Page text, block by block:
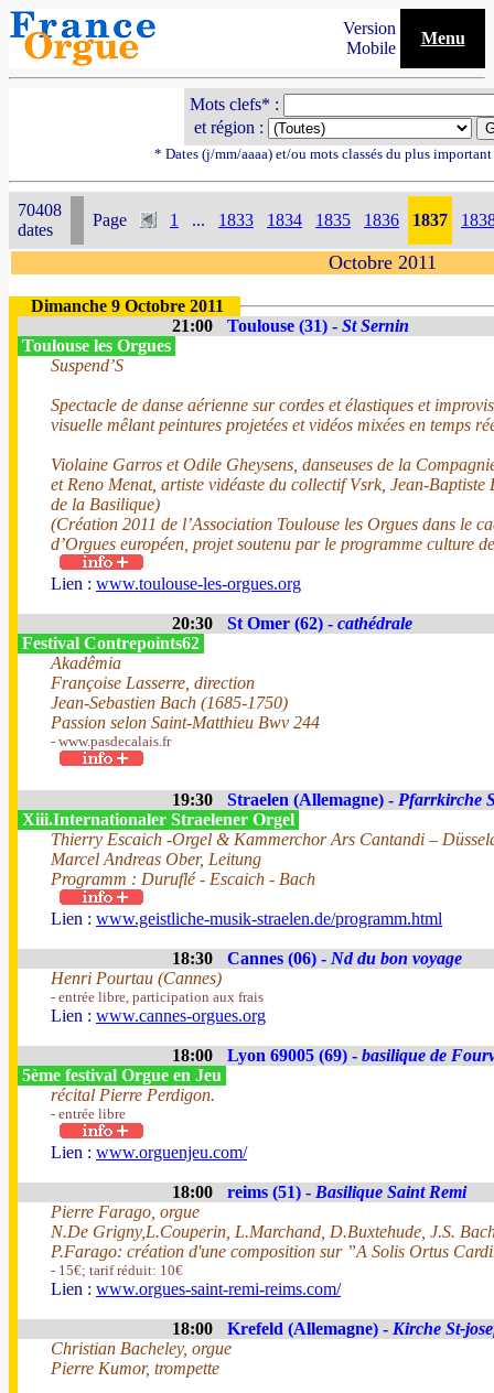
Version
Mobile
Menu
Mots clefs* :
et région :
* Dates (j/mm/aaaa) et/ou mots classés du plus
70408
dates
Page 1 ... 1833 1834 1835 1836 1837
Octobre 2011
Dimanche 9 Octobre 2011
21:00
Toulouse (31) - St Sernin
Toulouse les Orgues
Suspend’S
Spectacle de danse aérienne sur cordes et élastiques et
visuelle mêlant peintures projetées et vidéos mixées en temps
Violaine Garros et Odile Gheysens, danseuses de la
et Reno Menat, artiste vidéaste du collectif Vsrk, Jean-
de la Basilique)
(Création 2011 de l’Association Toulouse les Orgues dans le
d’Orgues européen, projet soutenu par le programme culture
Lien : www.toulouse-les-orgues.org
20:30 St Omer (62) - cathédrale
Festival Contrepoints62
Akadêmia
Françoise Lasserre, direction
Jean-Sebastien Bach (1685-1750)
Passion selon Saint-Matthieu Bwv 244
- www.pasdecalais.fr
19:30 Straelen (Allemagne) - Pfarrkirche
Xiii.Internationaler Straelener Orgel
Thierry Escaich -Orgel & Kammerchor Ars Cantandi –
Marcel Andreas Ober, Leitung
Programm : Duruflé - Escaich - Bach
Lien : www.geistliche-musik-straelen.de/programm.html
18:30 Cannes (06) - Nd du bon voyage
Henri Pourtau (Cannes)
- entrée libre, participation aux frais
Lien : www.cannes-orgues.org
18:00 Lyon 69005 (69) - basilique de
5ème festival Orgue en Jeu
récital Pierre Perdigon.
- entrée libre
Lien : www.orguenjeu.com/
18:00 reims (51) - Basilique Saint Remi
Pierre Farago, orgue
N.De Grigny,L.Couperin, L.Marchand, D.Buxtehude, J.S.
P.Farago: création d'une composition sur ”A Solis Ortus
- 15€; tarif réduit: 10€
Lien : www.orgues-saint-remi-reims.com/
18:00 Krefeld (Allemagne) - Kirche St-
Christian Bacheley, orgue
Pierre Kumor, trompette